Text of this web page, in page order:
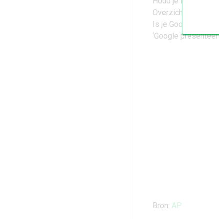
Overzicht: dit
Is je Google Pixel
‘Google
Bron: AP